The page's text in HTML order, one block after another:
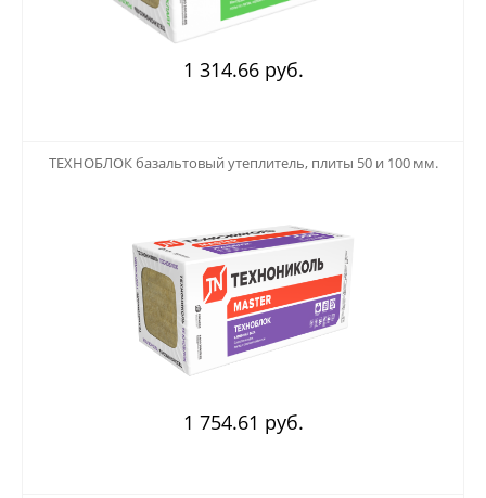
1 314.66 руб.
ТЕХНОБЛОК базальтовый утеплитель, плиты 50 и 100 мм.
1 754.61 руб.